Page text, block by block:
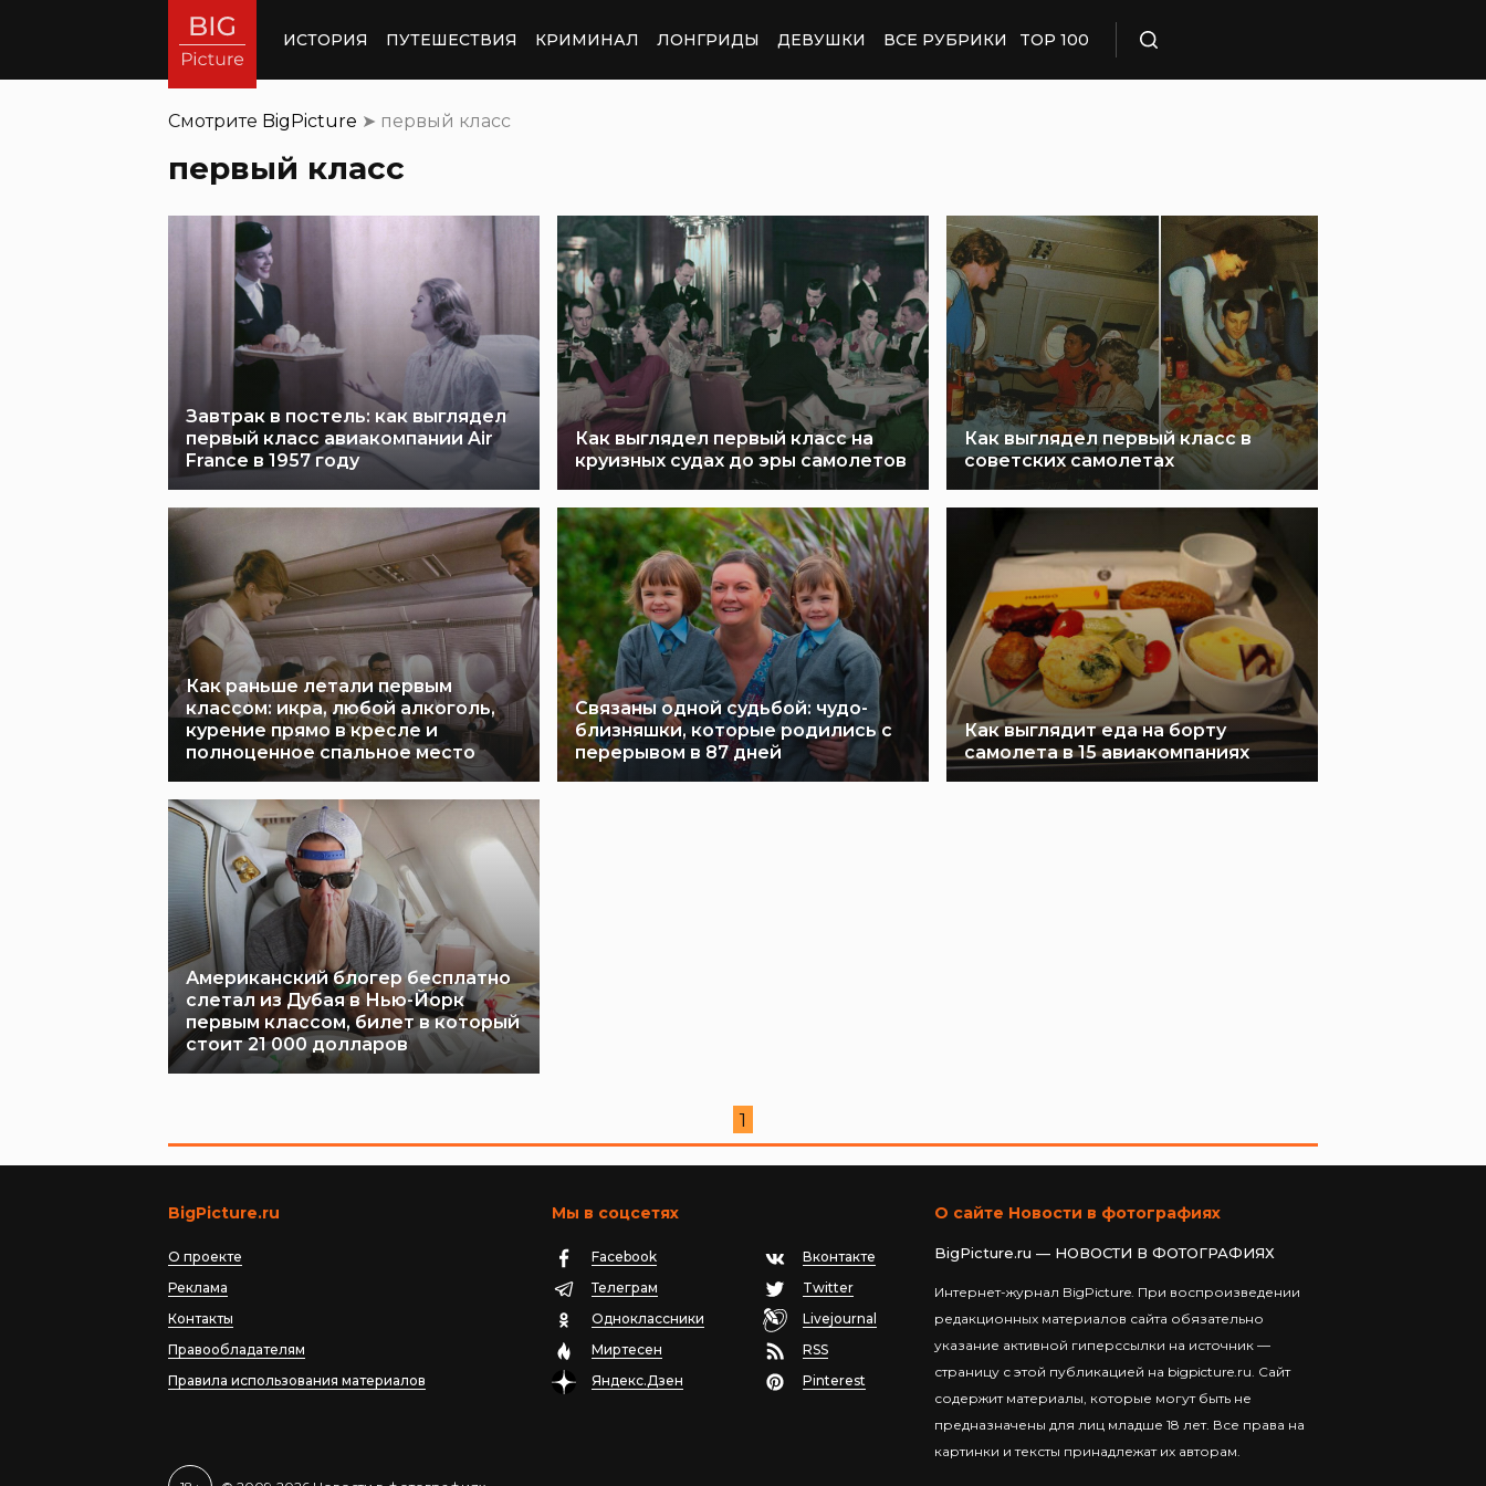
ИСТОРИЯ ПУТЕШЕСТВИЯ КРИМИНАЛ ЛОНГРИДЫ ДЕВУШКИ ВСЕ РУБРИКИ TOP 100
Смотрите BigPicture ➤ первый класс
первый класс
Завтрак в постель: как выглядел
первый класс авиакомпании Air
France в 1957 году
Как выглядел первый класс на
круизных судах до эры самолетов
Как выглядел первый класс в
советских самолетах
Как раньше летали первым
классом: икра, любой алкоголь,
курение прямо в кресле и
полноценное спальное место
Связаны одной судьбой: чудо-
близняшки, которые родились с
перерывом в 87 дней
Как выглядит еда на борту
самолета в 15 авиакомпаниях
Американский блогер бесплатно
слетал из Дубая в Нью-Йорк
первым классом, билет в который
стоит 21 000 долларов
1
BigPicture.ru
О проекте
Реклама
Контакты
Правообладателям
Правила использования материалов
Мы в соцсетях
Facebook
Вконтакте
Телеграм
Twitter
Одноклассники
Livejournal
Миртесен
RSS
Яндекс.Дзен
Pinterest
О сайте Новости в фотографиях
BigPicture.ru — НОВОСТИ В ФОТОГРАФИЯХ
Интернет-журнал BigPicture. При воспроизведении
редакционных материалов сайта обязательно
указание активной гиперссылки на источник —
страницу с этой публикацией на bigpicture.ru. Сайт
содержит материалы, которые могут быть не
предназначены для лиц младше 18 лет. Все права на
картинки и тексты принадлежат их авторам.